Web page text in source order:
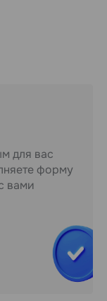
для вас
форму
вами